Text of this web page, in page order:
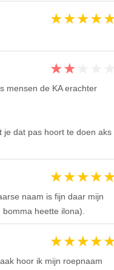
★★★★
★★
mensen de KA erachter
je dat pas hoort te doen aks
★★★★
naam is fijn daar mijn
heette ilona).
★★★★
hoor ik mijn roepnaam